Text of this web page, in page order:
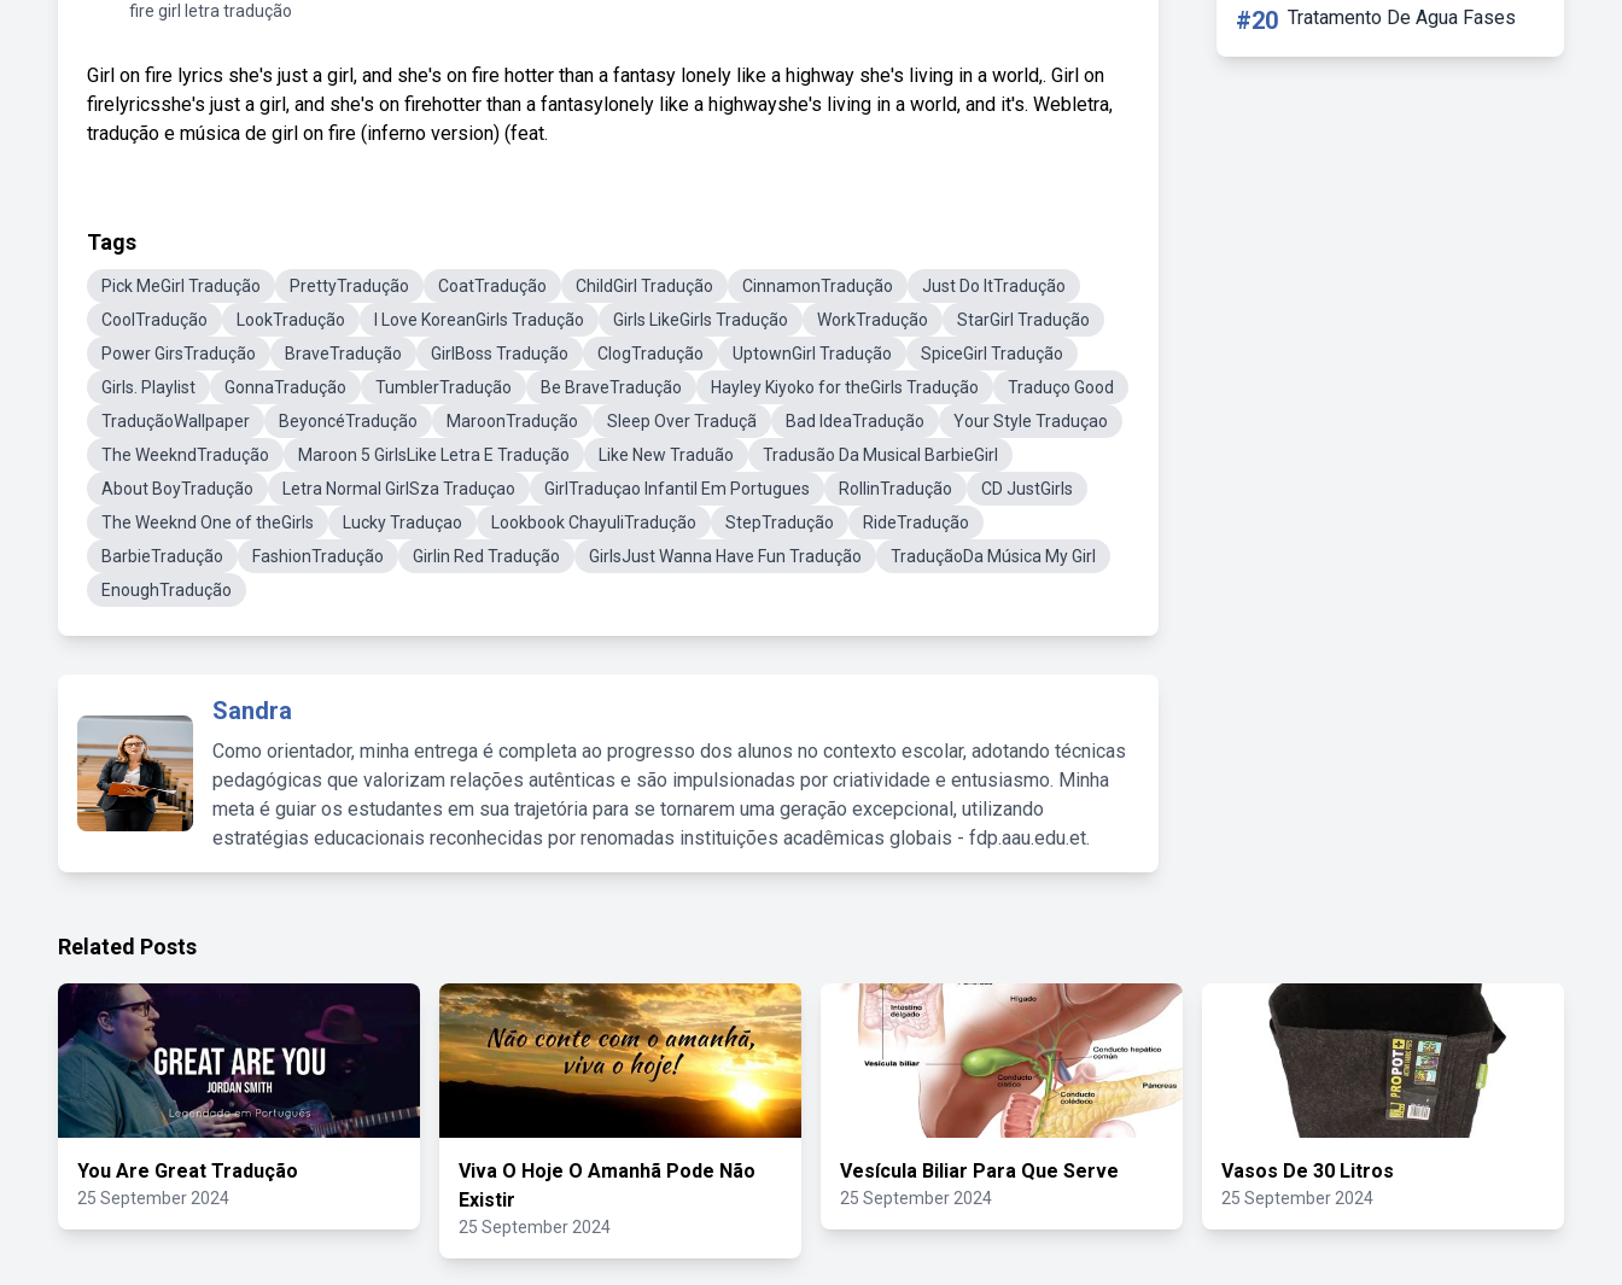
fire girl letra tradução
Girl on fire lyrics she's just a girl, and she's on fire hotter than a fantasy lonely like a highway she's living in a world,. Girl on
firelyricsshe's just a girl, and she's on firehotter than a fantasylonely like a highwayshe's living in a world, and it's. Webletra,
tradução e música de girl on fire (inferno version) (feat.
Tags
Pick MeGirl Tradução PrettyTradução CoatTradução ChildGirl Tradução CinnamonTradução
Just Do ItTradução
CoolTradução
LookTradução I Love KoreanGirls Tradução Girls LikeGirls Tradução WorkTradução
StarGirl Tradução
Power GirsTradução
BraveTradução GirlBoss Tradução ClogTradução UptownGirl Tradução
SpiceGirl Tradução
Girls. Playlist
GonnaTradução TumblerTradução Be BraveTradução Hayley Kiyoko for theGirls Tradução
Traduço Good
TraduçãoWallpaper
BeyoncéTradução MaroonTradução Sleep Over Traduçã Bad IdeaTradução
Your Style Traduçao
The WeekndTradução
Maroon 5 GirlsLike Letra E Tradução Like New Traduão
Tradusão Da Musical BarbieGirl
About BoyTradução
Letra Normal GirlSza Traduçao GirlTraduçao Infantil Em Portugues RollinTradução
CD JustGirls
The Weeknd One of theGirls
Lucky Traduçao Lookbook ChayuliTradução StepTradução
RideTradução
BarbieTradução
FashionTradução Girlin Red Tradução GirlsJust Wanna Have Fun Tradução
TraduçãoDa Música My Girl
EnoughTradução
Sandra
Como orientador, minha entrega é completa ao progresso dos alunos no contexto escolar, adotando técnicas
pedagógicas que valorizam relações autênticas e são impulsionadas por criatividade e entusiasmo. Minha
meta é guiar os estudantes em sua trajetória para se tornarem uma geração excepcional, utilizando
estratégias educacionais reconhecidas por renomadas instituições acadêmicas globais - fdp.aau.edu.et.
#20 Tratamento De Agua Fases
Related Posts
You Are Great Tradução
25 September 2024
Viva O Hoje O Amanhã Pode Não
Existir
25 September 2024
Vesícula Biliar Para Que Serve
25 September 2024
Vasos De 30 Litros
25 September 2024